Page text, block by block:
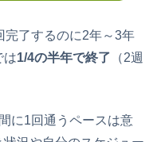
完了するのに2年～3年
は1/4の半年で終了 （2週
に1回通うペースは意